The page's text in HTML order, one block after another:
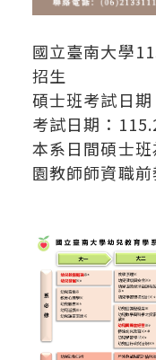
國立臺南大學
招生
碩士班考試日
考試日期：
本系日間碩士
園教師師資職